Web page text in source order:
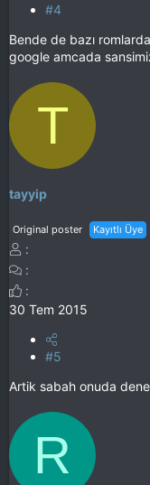
#4
Bende de bazı
google amcada
T
tayyip
Original poster Kayıtlı Üye
30 Tem 2015
#5
Artik sabah onuda
R